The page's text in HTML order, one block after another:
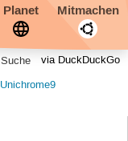
Planet Mitmachen
via DuckDuckGo
Unichrome9